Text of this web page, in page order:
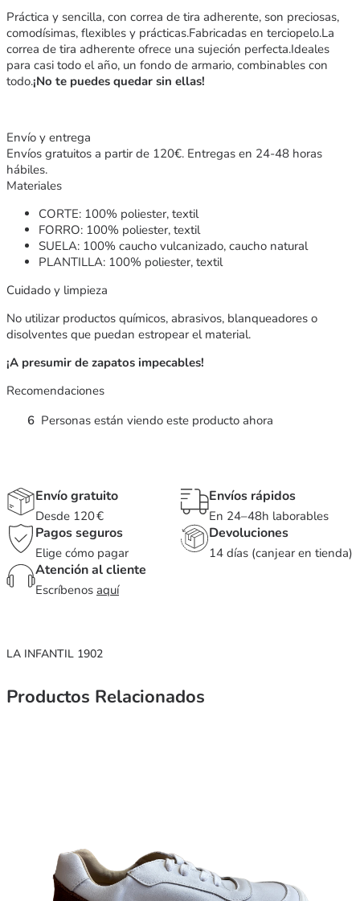
Práctica y sencilla, con correa de tira adherente, son preciosas,
comodísimas, flexibles y prácticas.Fabricadas en terciopelo.La
correa de tira adherente ofrece una sujeción perfecta.Ideales
para casi todo el año, un fondo de armario, combinables con
todo.¡No te puedes quedar sin ellas!
Envío y entrega
Envíos gratuitos a partir de 120€. Entregas en 24-48 horas
hábiles.
Materiales
CORTE: 100% poliester, textil
FORRO: 100% poliester, textil
SUELA: 100% caucho vulcanizado, caucho natural
PLANTILLA: 100% poliester, textil
Cuidado y limpieza
No utilizar productos químicos, abrasivos, blanqueadores o
disolventes que puedan estropear el material.
¡A presumir de zapatos impecables!
Recomendaciones
6 Personas están viendo este producto ahora
Envío gratuito
Desde 120 €
Envíos rápidos
En 24–48h laborables
Pagos seguros
Elige cómo pagar
Devoluciones
14 días (canjear en tienda)
Atención al cliente
Escríbenos aquí
LA INFANTIL 1902
Productos Relacionados